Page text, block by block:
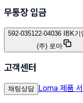
무통장 입금
592-035122-04036 IBK기
(주) 로마
고객센터
채팅상담 Loma 제품